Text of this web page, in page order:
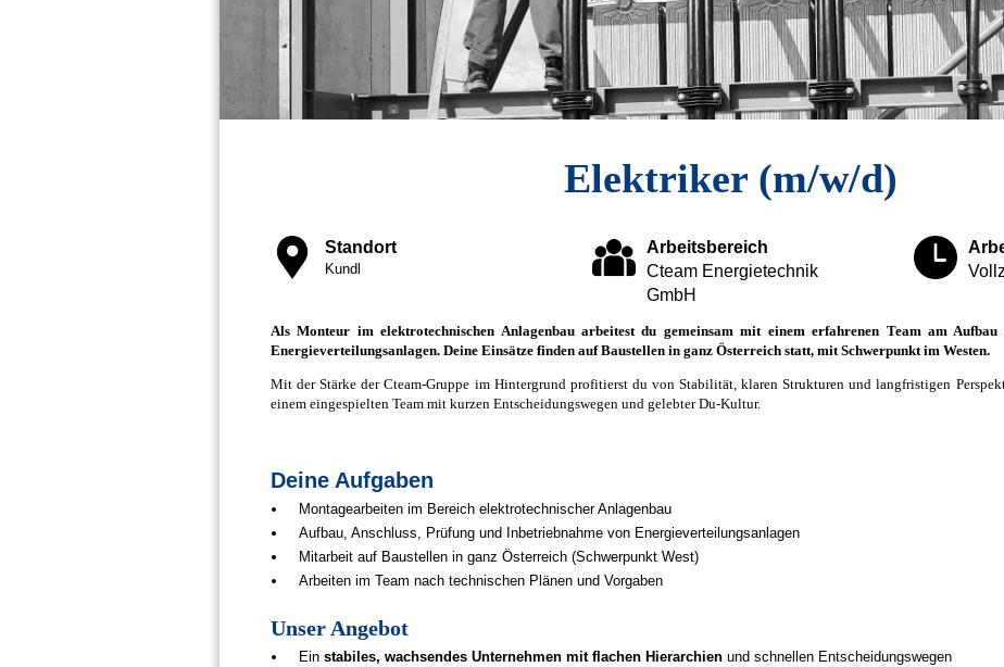
Elektriker (m/w/d)
Standort
Kundl
Arbeitsbereich
Cteam Energietechnik
GmbH
Als Monteur im elektrotechnischen Anlagenbau arbeitest du gemeinsam mit einem erfahrenen Team am
Energieverteilungsanlagen. Deine Einsätze finden auf Baustellen in ganz Österreich statt, mit Schwerpunkt im Westen.
Mit der Stärke der Cteam‑Gruppe im Hintergrund profitierst du von Stabilität, klaren Strukturen und langfristigen
einem eingespielten Team mit kurzen Entscheidungswegen und gelebter Du‑Kultur.
Deine Aufgaben
Montagearbeiten im Bereich elektrotechnischer Anlagenbau
Aufbau, Anschluss, Prüfung und Inbetriebnahme von Energieverteilungsanlagen
Mitarbeit auf Baustellen in ganz Österreich (Schwerpunkt West)
Arbeiten im Team nach technischen Plänen und Vorgaben
Unser Angebot
Ein stabiles, wachsendes Unternehmen mit flachen Hierarchien und schnellen Entscheidungswegen